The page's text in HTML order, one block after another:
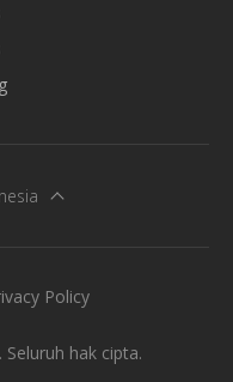
hak cipta.
Policy